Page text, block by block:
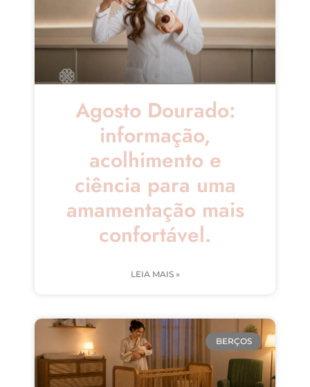
Agosto Dourado:
informação,
acolhimento e
ciência para uma
amamentação mais
confortável.
LEIA MAIS »
BERÇOS